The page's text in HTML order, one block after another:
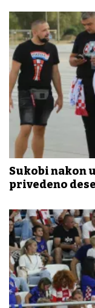
Sukobi nakon
privedeno